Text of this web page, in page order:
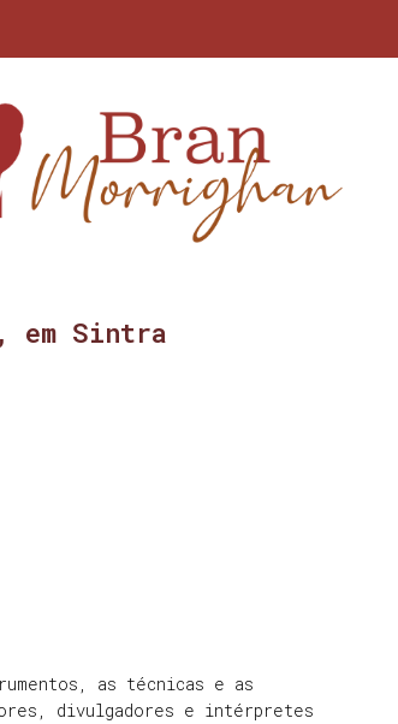
em Sintra
as técnicas e as
divulgadores e intérpretes